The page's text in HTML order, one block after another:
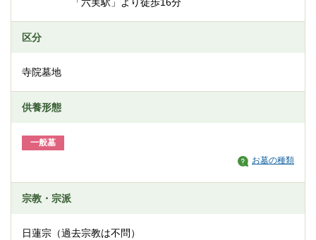
「六実駅」より徒歩16分
区分
寺院墓地
供養形態
一般墓
お墓の種類
宗教・宗派
日蓮宗（過去宗教は不問）